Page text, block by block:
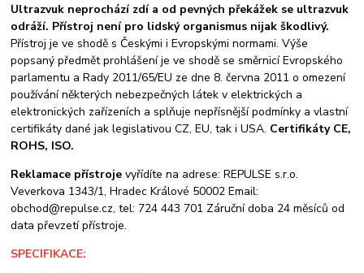
Ultrazvuk neprochází zdí a od pevných překážek se ultrazvuk
odráží. Přístroj není pro lidský organismus nijak škodlivý.
Přístroj je ve shodě s Českými i Evropskými normami. Výše
popsaný předmět prohlášení je ve shodě se směrnicí Evropského
parlamentu a Rady 2011/65/EU ze dne 8. června 2011 o omezení
používání některých nebezpečných látek v elektrických a
elektronických zařízeních a splňuje nepřísnější podmínky a vlastní
certifikáty dané jak legislativou CZ, EU, tak i USA. Certifikáty CE,
ROHS, ISO.
Reklamace přístrojevyřídíte na adrese: REPULSE s.r.o.
Veverkova 1343/1, Hradec Králové 50002 Email:
obchod@repulse.cz, tel: 724 443 701 Záruční doba 24 měsíců od
data převzetí přístroje.
SPECIFIKACE: